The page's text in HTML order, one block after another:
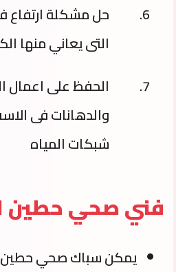
حل مشكلة ارتفاع
التى يعاني منها
الحفظ على اعمال
والدهانات فى
شبكات المياه
فني صحي حطين
يمكن سباك صحي حطين